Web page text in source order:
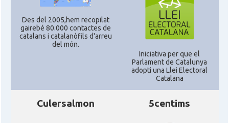
Des del 2005,hem recopilat
gairebé 80.000 contactes de
catalans i catalanòfils d'arreu
del món.
Iniciativa per que el
Parlament de Catalunya
adopti una Llei Electoral
Catalana
Culersalmon 5centims